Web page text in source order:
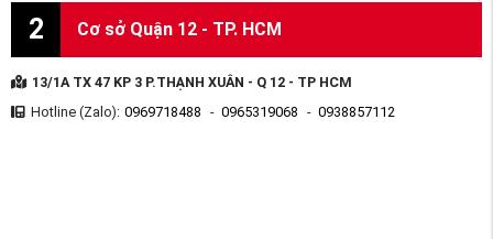
2 Cơ sở Quận 12 - TP. HCM
13/1A TX 47 KP 3 P.THẠNH XUÂN - Q 12 - TP HCM
Hotline (Zalo): 0969718488 - 0965319068 - 0938857112